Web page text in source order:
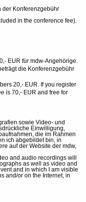
der Konferenzgebühr
in the conference fee).
EUR für mdw-Angehörige.
die Konferenzgebühr
20,- EUR. If you register
is 70,- EUR and free for
sowie Video- und
Einwilligung,
die im Rahmen
ich abgebildet bin, in
auf der Website der mdw,
and audio recordings will
as well as video and
and in which I am visible
and/or on the Internet, in